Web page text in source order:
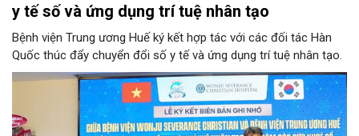
y tế số và ứng dụng trí tuệ nhân tạo
Bệnh viện Trung ương Huế ký kết hợp tác với các đối tác Hàn
Quốc thúc đẩy chuyển đổi số y tế và ứng dụng trí tuệ nhân tạo.